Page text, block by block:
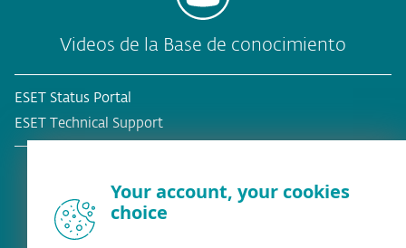
Videos de la Base de conocimiento
ESET Status Portal
ESET Technical Support
Your account, your cookies
choice